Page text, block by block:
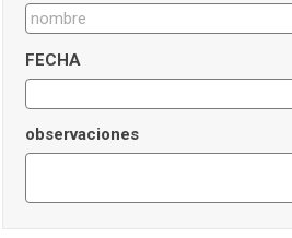
FECHA
observaciones